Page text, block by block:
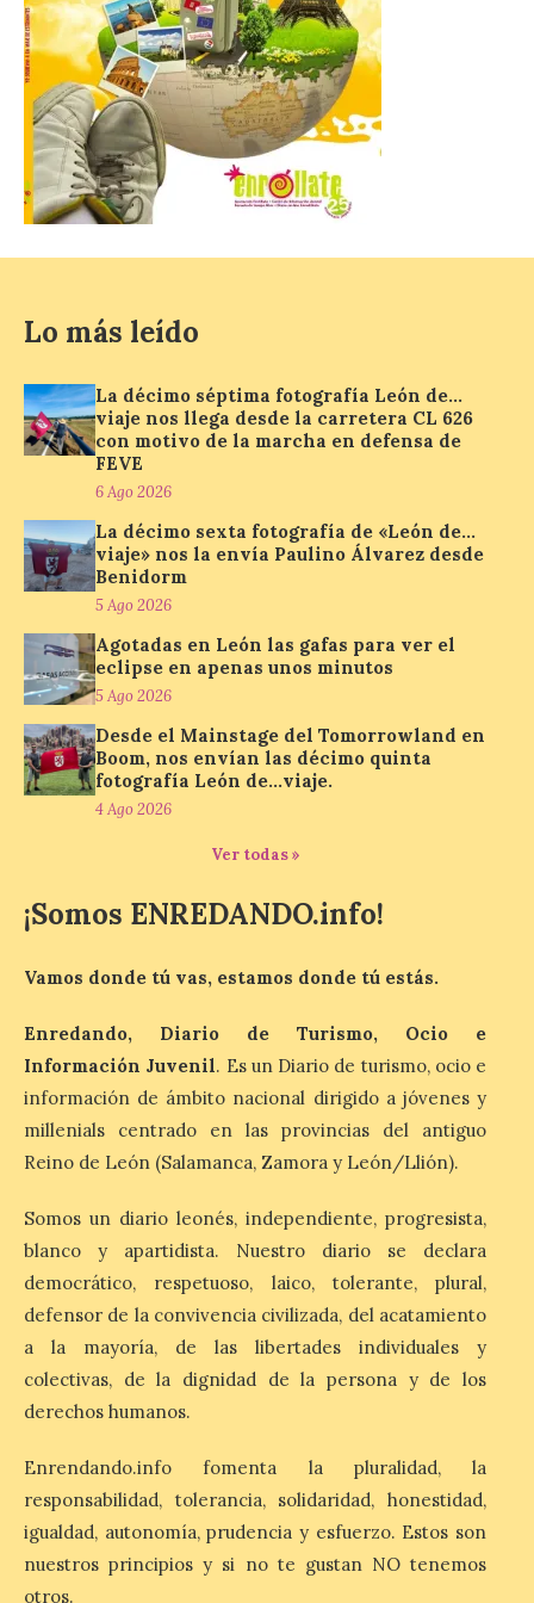
estudiantes del grado en Historia. La
excavación se complementará con
actividades de divulgación abiertas […]
El Mercado Medieval abre
sus puertas en La Bañeza
con más de 60 puestos y
un amplio programa de
calendario de actividades
de animación dirigidas a
todos los públicos. La
Bañeza inauguró en la tarde de este
martes 4 de agosto una nueva edición de
su tradicional Mercado Medieval, que
hasta el próximo 6 […]
Un viaje a la Antigüedad:
el Museo del Prado
propone un recorrido por
obras de su Colección de
inspiración clásica
6 Ago 2026
Odisea de Christopher
obras relacionadas con la
Antigüedad clásica, la mitología y los
evocador tema de La […]
Patrimonio Nacional
cancela la temporada de
fuentes de La Granja ante
la escasez de agua
6 Ago 2026
Esta medida afecta a los
espectáculos nocturnos
de la Fuente Baños de
Diana previstos para los
así como al encendido extraordinario del
día 25. La reserva de agua en el estanque
«El Mar», […]
El Descenso Internacional
del Sella arranca con el
homenaje a los campeones
y el izado de las banderas
autonómicas
Lo más leído
La décimo séptima fotografía León de…
viaje nos llega desde la carretera CL 626
con motivo de la marcha en defensa de
FEVE
6 Ago 2026
La décimo sexta fotografía de «León de…
viaje» nos la envía Paulino Álvarez desde
Benidorm
5 Ago 2026
Agotadas en León las gafas para ver el
eclipse en apenas unos minutos
5 Ago 2026
Desde el Mainstage del Tomorrowland en
Boom, nos envían las décimo quinta
fotografía León de…viaje.
4 Ago 2026
Ver todas »
¡Somos ENREDANDO.info!
Vamos donde tú vas, estamos donde tú estás.
Enredando, Diario de Turismo, Ocio e
Información Juvenil. Es un Diario de turismo, ocio e
información de ámbito nacional dirigido a jóvenes y
millenials centrado en las provincias del antiguo
Reino de León (Salamanca, Zamora y León/Llión).
Somos un diario leonés, independiente, progresista,
blanco y apartidista. Nuestro diario se declara
democrático, respetuoso, laico, tolerante, plural,
defensor de la convivencia civilizada, del acatamiento
a la mayoría, de las libertades individuales y
colectivas, de la dignidad de la persona y de los
derechos humanos.
Enrendando.info fomenta la pluralidad, la
responsabilidad, tolerancia, solidaridad, honestidad,
igualdad, autonomía, prudencia y esfuerzo. Estos son
nuestros principios y si no te gustan NO tenemos
otros.